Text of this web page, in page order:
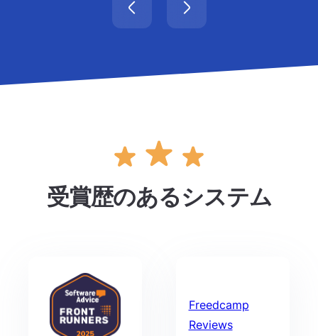
受賞歴のあるシステム
Freedcamp
Reviews